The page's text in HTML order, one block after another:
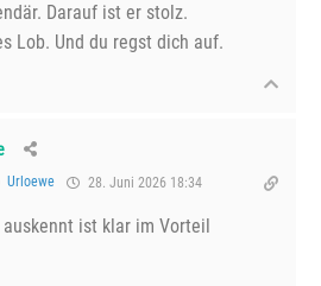
Darauf ist er stolz.
Lob. Und du regst dich auf.
Urloewe 28. Juni 2026 18:34
ist klar im Vorteil